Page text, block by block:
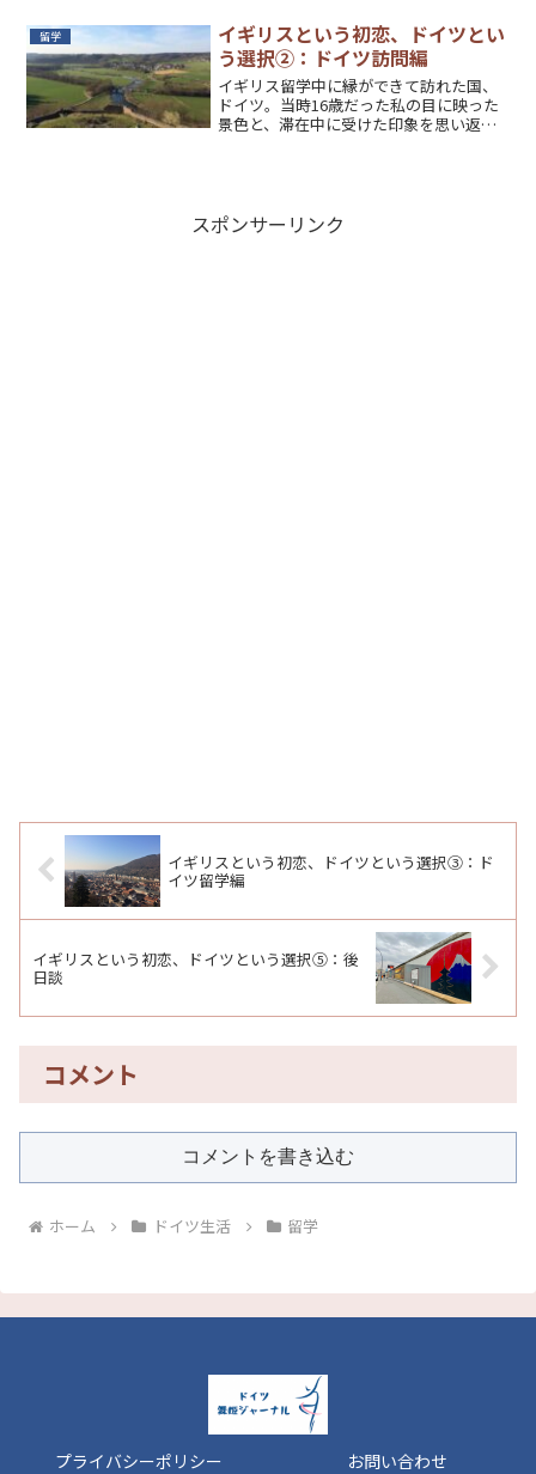
留学
イギリスという初恋、ドイツとい
う選択②：ドイツ訪問編
イギリス留学中に縁ができて訪れた国、
ドイツ。当時16歳だった私の目に映った
景色と、滞在中に受けた印象を思い返し
スポンサーリンク
イギリスという初恋、ドイツという選択③：ド
イツ留学編
イギリスという初恋、ドイツという選択⑤：後
日談
コメント
コメントを書き込む
ホーム ドイツ生活 留学
プライバシーポリシー
お問い合わせ